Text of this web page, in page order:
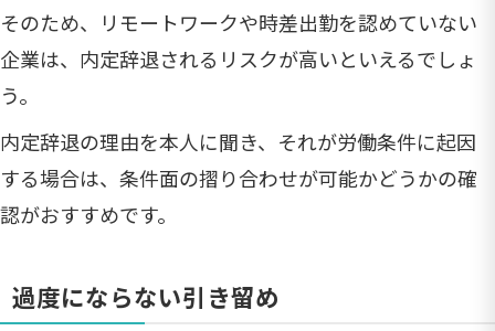
そのため、リモートワークや時差出勤を認めていない
企業は、内定辞退されるリスクが高いといえるでしょ
う。
内定辞退の理由を本人に聞き、それが労働条件に起因
する場合は、条件面の摺り合わせが可能かどうかの確
認がおすすめです。
過度にならない引き留め